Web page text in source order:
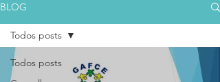
BLOG
Todos posts
Todos posts